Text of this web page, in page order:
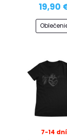
19,90
7-14 dní